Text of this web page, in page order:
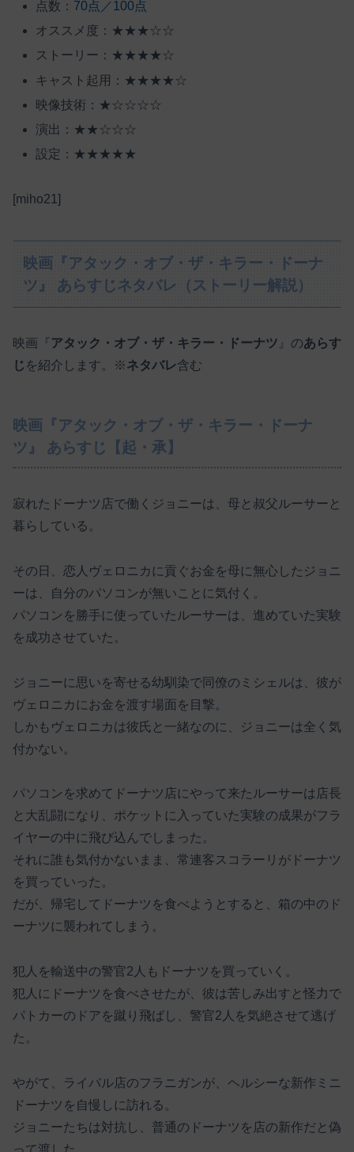
点数： 70点／100点
オススメ度：★★★☆☆
ストーリー：★★★★☆
キャスト起用：★★★★☆
映像技術：★☆☆☆☆
演出：★★☆☆☆
設定：★★★★★
[miho21]
映画『アタック・オブ・ザ・キラー・ドーナ
ツ』 あらすじネタバレ（ストーリー解説）
映画『 アタック・オブ・ザ・キラー・ドーナツ 』のあらす
じ を紹介します。※ネタバレ含む
映画『アタック・オブ・ザ・キラー・ドーナ
ツ』 あらすじ【起・承】
寂れたドーナツ店で働くジョニーは、母と叔父ルーサーと
暮らしている。
その日、恋人ヴェロニカに貢ぐお金を母に無心したジョニ
ーは、自分のパソコンが無いことに気付く。
パソコンを勝手に使っていたルーサーは、進めていた実験
を成功させていた。
ジョニーに思いを寄せる幼馴染で同僚のミシェルは、彼が
ヴェロニカにお金を渡す場面を目撃。
しかもヴェロニカは彼氏と一緒なのに、ジョニーは全く気
付かない。
パソコンを求めてドーナツ店にやって来たルーサーは店長
と大乱闘になり、ポケットに入っていた実験の成果がフラ
イヤーの中に飛び込んでしまった。
それに誰も気付かないまま、常連客スコラーリがドーナツ
を買っていった。
だが、帰宅してドーナツを食べようとすると、箱の中のド
ーナツに襲われてしまう。
犯人を輸送中の警官2人もドーナツを買っていく。
犯人にドーナツを食べさせたが、彼は苦しみ出すと怪力で
パトカーのドアを蹴り飛ばし、警官2人を気絶させて逃げ
た。
やがて、ライバル店のフラニガンが、ヘルシーな新作ミニ
ドーナツを自慢しに訪れる。
ジョニーたちは対抗し、普通のドーナツを店の新作だと偽
って渡した。